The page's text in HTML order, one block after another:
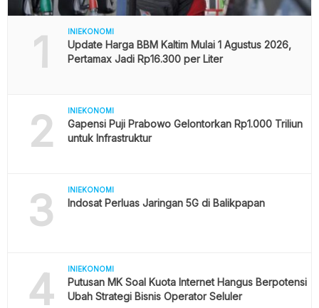
1 INIEKONOMI
Update Harga BBM Kaltim Mulai 1 Agustus 2026,
Pertamax Jadi Rp16.300 per Liter
2 INIEKONOMI
Gapensi Puji Prabowo Gelontorkan Rp1.000 Triliun
untuk Infrastruktur
3 INIEKONOMI
Indosat Perluas Jaringan 5G di Balikpapan
4 INIEKONOMI
Putusan MK Soal Kuota Internet Hangus Berpotensi
Ubah Strategi Bisnis Operator Seluler